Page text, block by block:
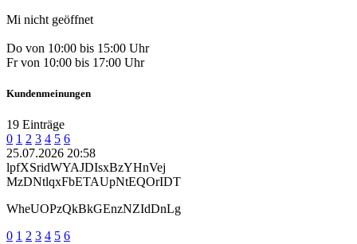
Mi nicht geöffnet
Do von 10:00 bis 15:00 Uhr
Fr von 10:00 bis 17:00 Uhr
Kundenmeinungen
19 Einträge
0 1 2 3 4 5 6
25.07.2026 20:58
lpfXSridWYAJDIsxBzYHnVej
MzDNtlqxFbETAUpNtEQOrIDT
WheUOPzQkBkGEnzNZIdDnLg
0 1 2 3 4 5 6